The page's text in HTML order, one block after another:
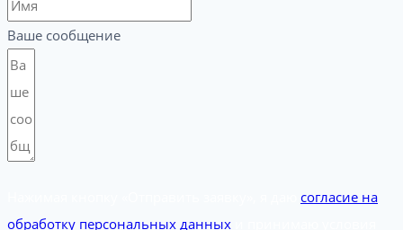
Ваше сообщение
согласие на
обработку персональных данных